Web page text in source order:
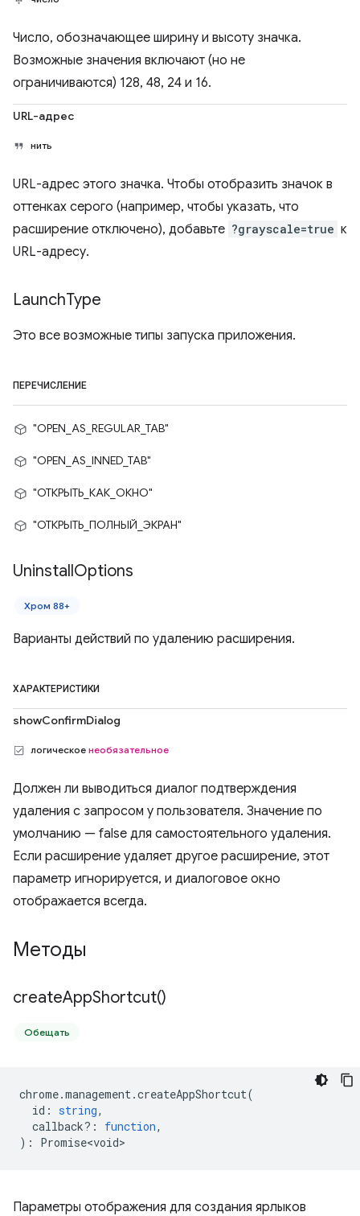
Число, обозначающее ширину и высоту значка.
Возможные значения включают (но не
ограничиваются) 128, 48, 24 и 16.
URL-адрес
нить
URL-адрес этого значка. Чтобы отобразить значок в
оттенках серого (например, чтобы указать, что
расширение отключено), добавьте ?grayscale=true к
URL-адресу.
LaunchType
Это все возможные типы запуска приложения.
ПЕРЕЧИСЛЕНИЕ
"OPEN_AS_REGULAR_TAB"
"OPEN_AS_INNED_TAB"
"ОТКРЫТЬ_КАК_ОКНО"
"ОТКРЫТЬ_ПОЛНЫЙ_ЭКРАН"
UninstallOptions
Хром 88+
Варианты действий по удалению расширения.
ХАРАКТЕРИСТИКИ
showConfirmDialog
логическое необязательное
Должен ли выводиться диалог подтверждения
удаления с запросом у пользователя. Значение по
умолчанию — false для самостоятельного удаления.
Если расширение удаляет другое расширение, этот
параметр игнорируется, и диалоговое окно
отображается всегда.
Методы
createAppShortcut()
Обещать
chrome.management.createAppShortcut(
id : string,
callback? : function,
) : Promise<void>
Параметры отображения для создания ярлыков